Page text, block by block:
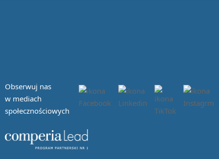
Obserwuj nas
w mediach
społecznościowych